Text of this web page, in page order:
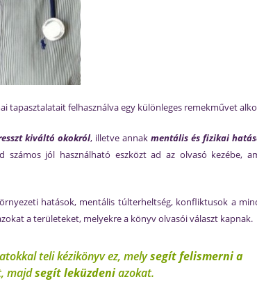
tapasztalatait felhasználva egy különleges remekművet
kiváltó okokról, illetve annakmentális és fizikai
jól használható eszközt ad az olvasó kezébe,
hatások, mentális túlterheltség, konfliktusok a
a területeket, melyekre a könyv olvasói választ kapnak.
teli kézikönyv ez, melysegít felismerni a
majdsegít leküzdeniazokat.